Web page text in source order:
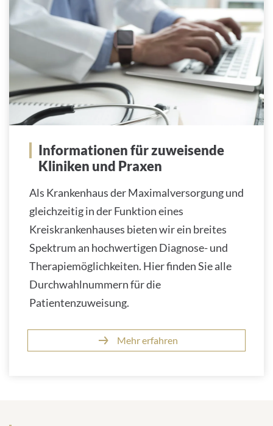
Informationen für zuweisende
Kliniken und Praxen
Als Krankenhaus der Maximalversorgung und
gleichzeitig in der Funktion eines
Kreiskrankenhauses bieten wir ein breites
Spektrum an hochwertigen Diagnose- und
Therapiemöglichkeiten. Hier finden Sie alle
Durchwahlnummern für die
Patientenzuweisung.
Mehr erfahren